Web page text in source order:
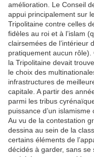
amélioration. Le Conseil
appui principalement sur
Tripolitaine contre celles
fidèles au roi et à l’islam
clairsemées de l’intérieur
pratiquement aucun
la Tripolitaine devait
le choix des
infrastructures de
capitale. A partir des
parmi les tribus
puissance d’un islamisme
Au vu de la contestation
dessina au sein de la
certains éléments de
décidés à garder, sans